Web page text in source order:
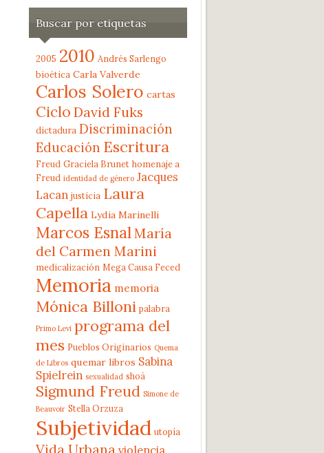
Buscar por etiquetas
2005 2010 Andrés Sarlengo
bioética Carla Valverde
Carlos Solero cartas
Ciclo David Fuks
dictadura Discriminación
Educación Escritura
Freud Graciela Brunet homenaje a
Freud identidad de género Jacques
Lacan justicia Laura
Capella Lydia Marinelli
Marcos EsnalMaría
del Carmen Marini
medicalización Mega Causa Feced
Memoria memoria
Mónica Billoni palabra
Primo Levi programa del
mes Pueblos Originarios Quema
de Libros quemar libros Sabina
Spielrein sexualidad shoá
Sigmund Freud Simone de
Beauvoir Stella Orzuza
Subjetividad utopía
Vida Urbana